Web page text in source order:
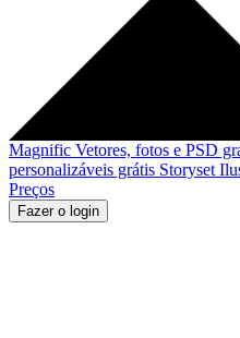
Magnific Vetores, fotos e PSD
personalizáveis grátis Storyset
Preços
Fazer o login